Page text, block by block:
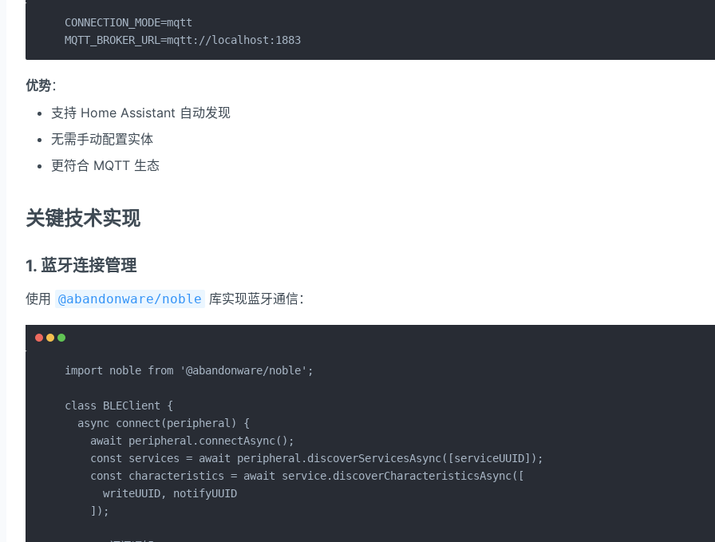
CONNECTION_MODE=mqtt
MQTT_BROKER_URL=mqtt://localhost:1883
优势：
支持 Home Assistant 自动发现
无需手动配置实体
更符合 MQTT 生态
关键技术实现
1. 蓝牙连接管理
使用 @abandonware/noble 库实现蓝牙通信：
import noble from '@abandonware/noble';
class BLEClient {
  async connect(peripheral) {
    await peripheral.connectAsync();
    const services = await peripheral.discoverServicesAsync([serviceUUID]);
    const characteristics = await service.discoverCharacteristicsAsync([
      writeUUID, notifyUUID
    ]);